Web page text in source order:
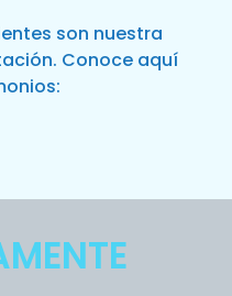
son nuestra
Conoce aquí